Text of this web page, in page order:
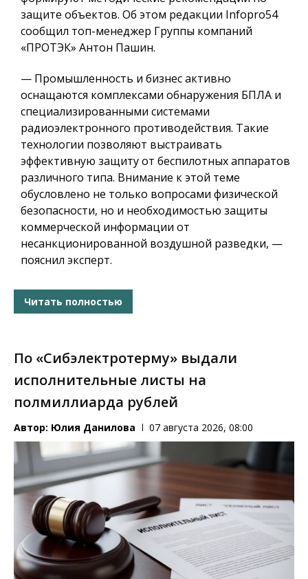
защите объектов. Об этом редакции Infopro54
сообщил топ-менеджер Группы компаний
«ПРОТЭК» Антон Пашин.
— Промышленность и бизнес активно
оснащаются комплексами обнаружения БПЛА и
специализированными системами
радиоэлектронного противодействия. Такие
технологии позволяют выстраивать
эффективную защиту от беспилотных аппаратов
различного типа. Внимание к этой теме
обусловлено не только вопросами физической
безопасности, но и необходимостью защиты
коммерческой информации от
несанкционированной воздушной разведки, —
пояснил эксперт.
Читать полностью
По «Сибэлектротерму» выдали
исполнительные листы на
полмиллиарда рублей
Автор: Юлия Данилова 07 августа 2026, 08:00